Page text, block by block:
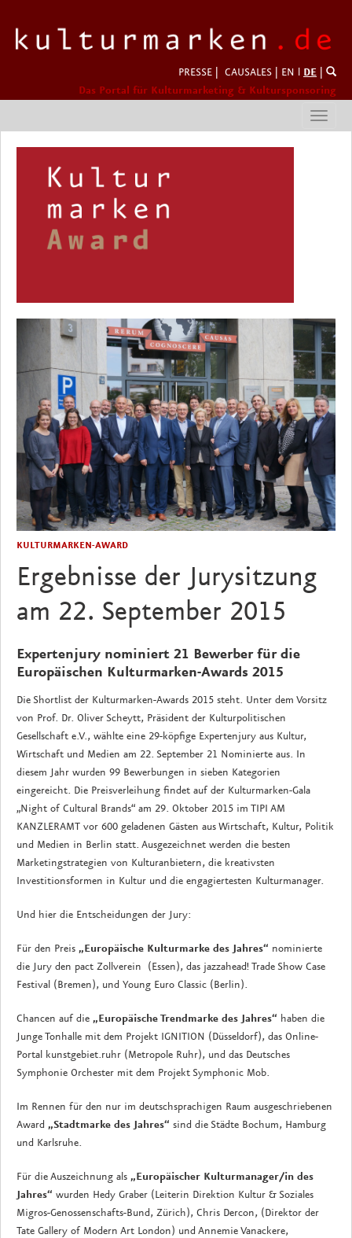
PRESSE CAUSALES EN DE
Das Portal für Kulturmarketing & Kultursponsoring
KULTURMARKEN-AWARD
Ergebnisse der Jurysitzung
am 22. September 2015
Expertenjury nominiert 21 Bewerber für die
Europäischen Kulturmarken-Awards 2015
Die Shortlist der Kulturmarken-Awards 2015 steht. Unter dem Vorsitz
von Prof. Dr. Oliver Scheytt, Präsident der Kulturpolitischen
Gesellschaft e.V., wählte eine 29-köpfige Expertenjury aus Kultur,
Wirtschaft und Medien am 22. September 21 Nominierte aus. In
diesem Jahr wurden 99 Bewerbungen in sieben Kategorien
eingereicht. Die Preisverleihung findet auf der Kulturmarken-Gala
„Night of Cultural Brands“ am 29. Oktober 2015 im TIPI AM
KANZLERAMT vor 600 geladenen Gästen aus Wirtschaft, Kultur, Politik
und Medien in Berlin statt. Ausgezeichnet werden die besten
Marketingstrategien von Kulturanbietern, die kreativsten
Investitionsformen in Kultur und die engagiertesten Kulturmanager.
Und hier die Entscheidungen der Jury:
Für den Preis „Europäische Kulturmarke des Jahres“ nominierte
die Jury den pact Zollverein (Essen), das jazzahead! Trade Show Case
Festival (Bremen), und Young Euro Classic (Berlin).
Chancen auf die „Europäische Trendmarke des Jahres“ haben die
Junge Tonhalle mit dem Projekt IGNITION (Düsseldorf), das Online-
Portal kunstgebiet.ruhr (Metropole Ruhr), und das Deutsches
Symphonie Orchester mit dem Projekt Symphonic Mob.
Im Rennen für den nur im deutschsprachigen Raum ausgeschriebenen
Award „Stadtmarke des Jahres“ sind die Städte Bochum, Hamburg
und Karlsruhe.
Für die Auszeichnung als „Europäischer Kulturmanager/in des
Jahres“ wurden Hedy Graber (Leiterin Direktion Kultur & Soziales
Migros-Genossenschafts-Bund, Zürich), Chris Dercon, (Direktor der
Tate Gallery of Modern Art London) und Annemie Vanackere,